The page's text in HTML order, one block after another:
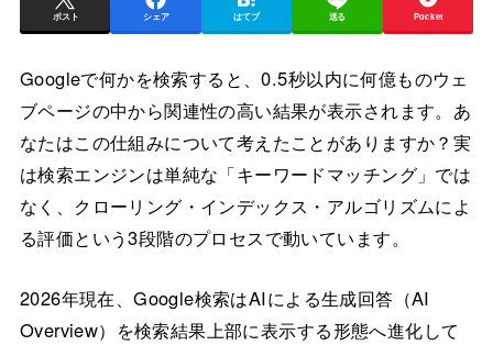
ポスト シェア はてブ 送る Pocket
Googleで何かを検索すると、0.5秒以内に何億ものウェ
ブページの中から関連性の高い結果が表示されます。あ
なたはこの仕組みについて考えたことがありますか？実
は検索エンジンは単純な「キーワードマッチング」では
なく、クローリング・インデックス・アルゴリズムによ
る評価という3段階のプロセスで動いています。
2026年現在、Google検索はAIによる生成回答（AI
Overview）を検索結果上部に表示する形態へ進化して